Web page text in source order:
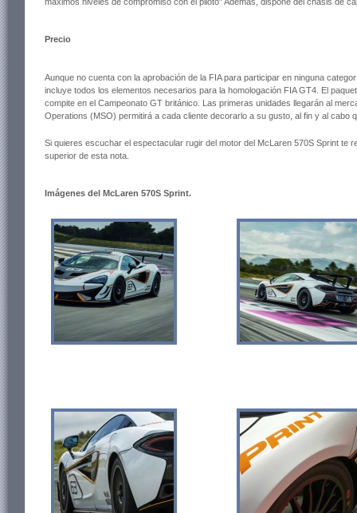
Precio
Aunque no cuenta con la aprobación de la FIA para participar en ninguna
incluye todos los elementos necesarios para la homologación FIA GT4. El
compite en el Campeonato GT británico. Las primeras unidades llegarán al
Operations (MSO) permitirá a cada cliente decorarlo a su gusto, al fin y al cabo
Si quieres escuchar el espectacular rugir del motor del McLaren 570S Sprint te
superior de esta nota.
Imágenes del McLaren 570S Sprint.